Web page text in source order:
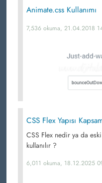
Animate.css Kullanımı
7,536 okuma, 21.04.2018
CSS Flex Yapısı
CSS Flex nedir ya da
kullanılır ?
6,011 okuma, 18.12.2025